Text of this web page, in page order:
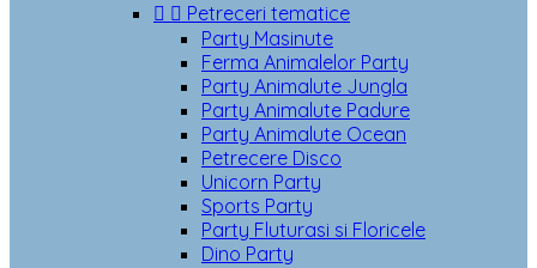
  Petreceri tematice
Party Masinute
Ferma Animalelor Party
Party Animalute Jungla
Party Animalute Padure
Party Animalute Ocean
Petrecere Disco
Unicorn Party
Sports Party
Party Fluturasi si Floricele
Dino Party